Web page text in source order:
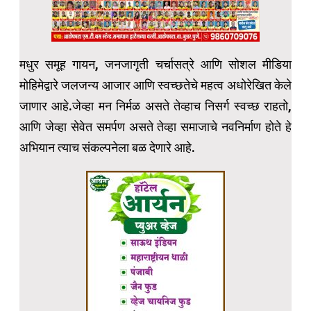
मधुर समूह गायन, जनजागृती चर्चासत्रे आणि सोशल मीडिया
मोहिमेद्वारे जलजन्य आजार आणि स्वच्छतेचे महत्व अधोरेखित केले
जाणार आहे.जेव्हा मन निर्मळ असते तेव्हाच निसर्ग स्वच्छ राहतो,
आणि जेव्हा सेवेत समर्पण असते तेव्हा समाजाचे नवनिर्माण होते हे
अभियान त्याच संकल्पनेला बळ देणारे आहे.